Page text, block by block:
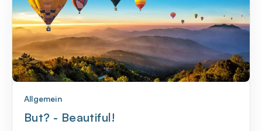
Allgemein
But? - Beautiful!